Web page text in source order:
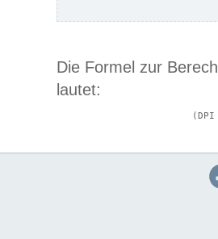
Die Formel zur
lautet: